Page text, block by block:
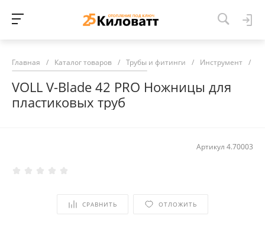
Главная / Каталог товаров / Трубы и фитинги / Инструмент /
VOLL V-Blade 42 PRO Ножницы для
пластиковых труб
Артикул 4.70003
СРАВНИТЬ ОТЛОЖИТЬ